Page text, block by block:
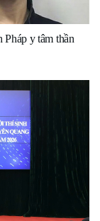
Pháp y tâm thần